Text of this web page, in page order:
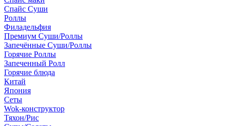
Спайс Суши
Роллы
Филадельфия
Премиум Суши/Роллы
Запечённые Cуши/Роллы
Горячие Роллы
Запеченный Ролл
Горячие блюда
Китай
Япония
Сеты
Wok-конструктор
Тяхон/Рис